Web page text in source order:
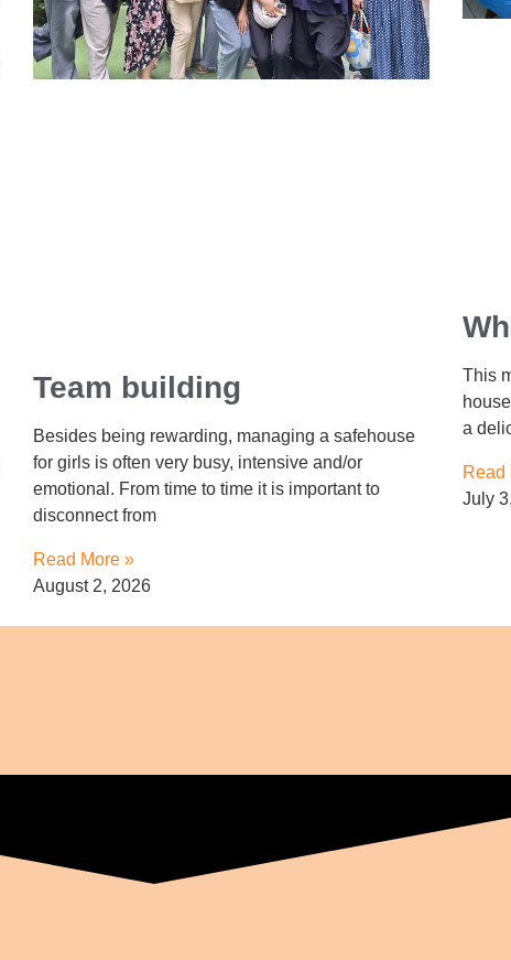
Team building
Besides being rewarding, managing a safehouse
for girls is often very busy, intensive and/or
emotional. From time to time it is important to
disconnect from
Read More »
August 2, 2026
This
a
Read
July